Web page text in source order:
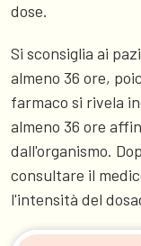
dose.
Si sconsiglia ai
almeno 36 ore,
farmaco si rivela
almeno 36 ore
dall'organismo.
consultare il
l'intensità del